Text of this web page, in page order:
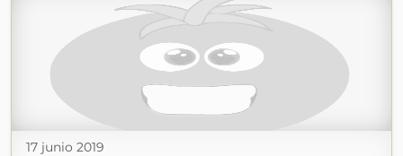
17 junio 2019